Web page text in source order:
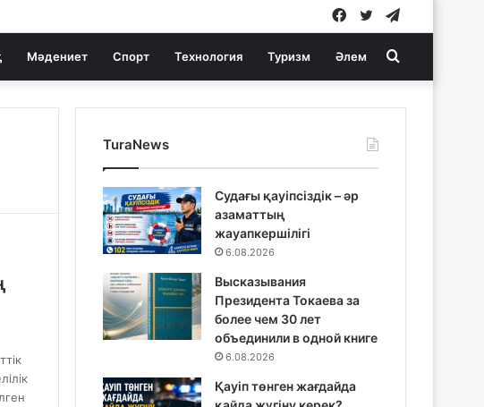
Twitter
Facebook
Мәдениет Спорт Технология Туризм Әлем Search
for
TuraNews
Судағы қауіпсіздік – әр
азаматтың
жауапкершілігі
6.08.2026
Высказывания
Президента Токаева за
более чем 30 лет
объединили в одной книге
6.08.2026
Қауіп төнген жағдайда